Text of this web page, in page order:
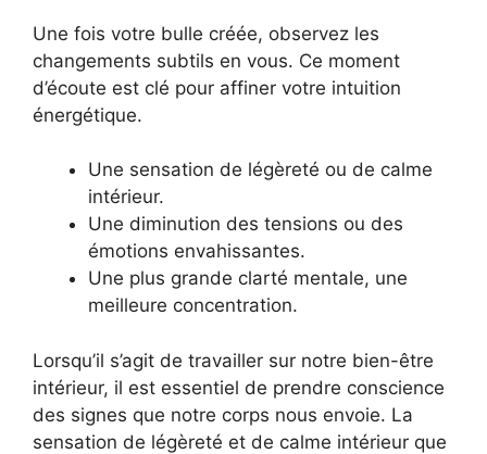
Une fois votre bulle créée, observez les
changements subtils en vous. Ce moment
d’écoute est clé pour affiner votre intuition
énergétique.
Une sensation de légèreté ou de calme
intérieur.
Une diminution des tensions ou des
émotions envahissantes.
Une plus grande clarté mentale, une
meilleure concentration.
Lorsqu’il s’agit de travailler sur notre bien-être
intérieur, il est essentiel de prendre conscience
des signes que notre corps nous envoie. La
sensation de légèreté et de calme intérieur que